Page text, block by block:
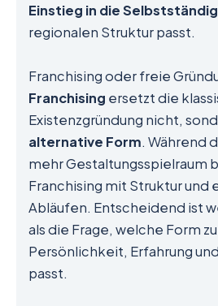
Einstieg in die
regionalen Struktur passt.
Franchising oder freie
Franchising ersetzt die
Existenzgründung nicht,
alternative Form. Während
mehr Gestaltungsspielraum
Franchising mit Struktur und
Abläufen. Entscheidend ist
als die Frage, welche Form
Persönlichkeit, Erfahrung
passt.